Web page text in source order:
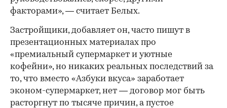
факторами», — считает Белых.
Застройщики, добавляет он, часто пишут в
презентационных материалах про
«премиальный супермаркет и уютные
кофейни», но никаких реальных последствий за
то, что вместо «Азбуки вкуса» заработает
эконом-супермаркет, нет — договор мог быть
расторгнут по тысяче причин, а пустое